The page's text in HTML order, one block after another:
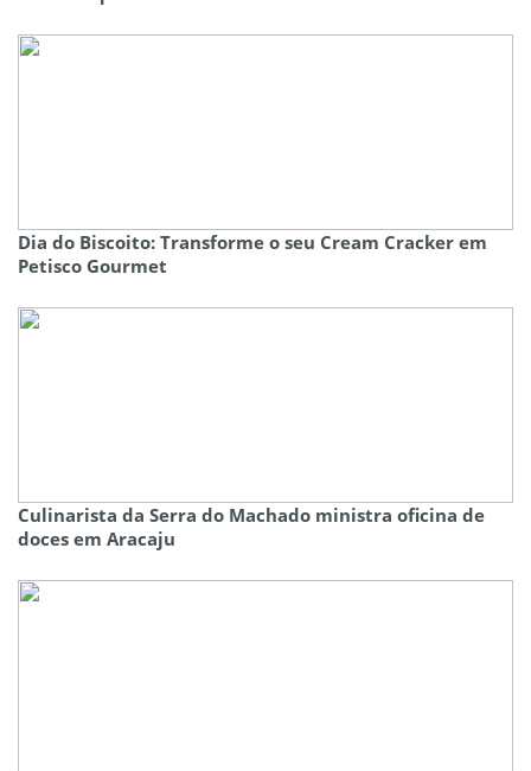
Dia do Biscoito: Transforme o seu Cream Cracker em
Petisco Gourmet
Culinarista da Serra do Machado ministra oficina de
doces em Aracaju